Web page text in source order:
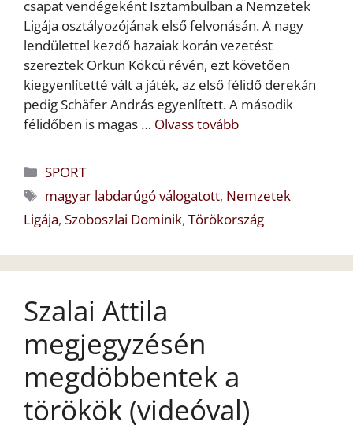
csapat vendégeként Isztambulban a Nemzetek
Ligája osztályozójának első felvonásán. A nagy
lendülettel kezdő hazaiak korán vezetést
szereztek Orkun Kökcü révén, ezt követően
kiegyenlítetté vált a játék, az első félidő derekán
pedig Schäfer András egyenlített. A második
félidőben is magas … Olvass tovább
Kategória
SPORT
Címkék
magyar labdarúgó válogatott, Nemzetek
Ligája, Szoboszlai Dominik, Törökország
Szalai Attila
megjegyzésén
megdöbbentek a
törökök (videóval)